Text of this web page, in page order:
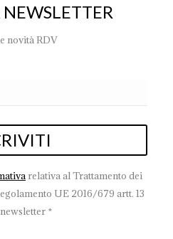
novità RDV
relativa al Trattamento dei
UE 2016/679 artt. 13
*